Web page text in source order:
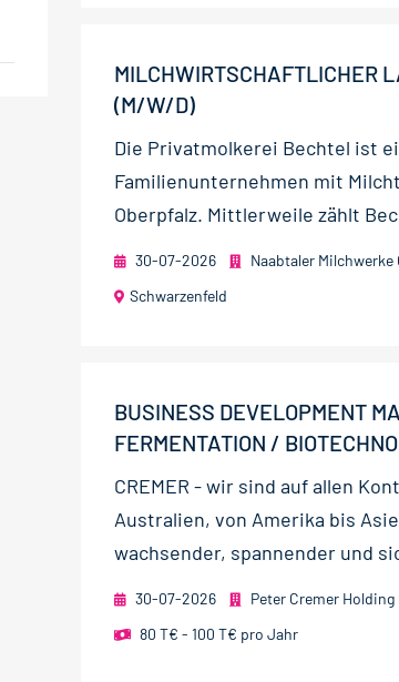
MILCHWIRTSCHAFTLICHER
(M/W/D)
Die Privatmolkerei Bechtel ist
Familienunternehmen mit
Oberpfalz. Mittlerweile zählt
30-07-2026
Naabtaler
Schwarzenfeld
BUSINESS DEVELOPMENT
FERMENTATION /
CREMER - wir sind auf allen
Australien, von Amerika bis
wachsender, spannender und
30-07-2026 Peter Cremer Holding
80 T€ - 100 T€ pro Jahr